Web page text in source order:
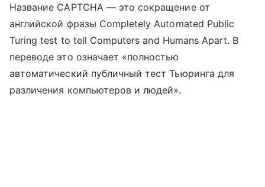
Название CAPTCHA — это сокращение от
английской фразы Completely Automated Public
Turing test to tell Computers and Humans Apart. В
переводе это означает «полностью
автоматический публичный тест Тьюринга для
различения компьютеров и людей».